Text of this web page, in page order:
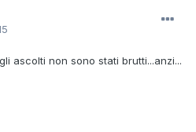
ascolti non sono stati brutti...anzi...